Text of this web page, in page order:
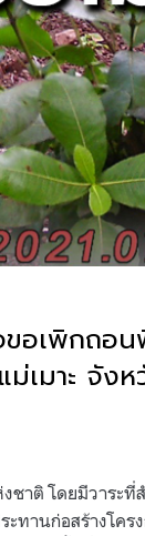
ขอเพิกถอ
เมาะ จังห
ชาติ โดยมีวาระที่
ทานก่อสร้างโคร